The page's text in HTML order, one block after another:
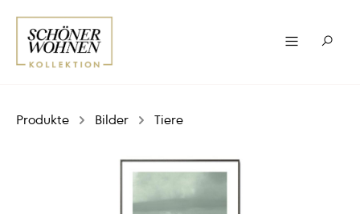
Produkte Bilder Tiere